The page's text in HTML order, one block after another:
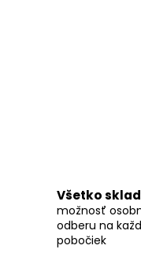
Všetko
možnosť
odberu na
pobočiek